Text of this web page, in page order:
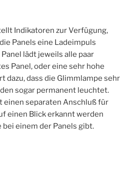
Indikatoren zur Verfügung,
Panels eine Ladeimpuls
lädt jeweils alle paar
Panel, oder eine sehr hohe
dass die Glimmlampe sehr
sogar permanent leuchtet.
einen separaten Anschluß für
einen Blick erkannt werden
bei einem der Panels gibt.